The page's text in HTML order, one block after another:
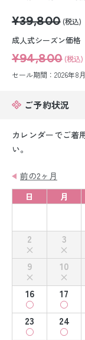
小物販売品
¥39,800 (税込)
成人式シーズン価格
¥94,800 (税込)
セール期間：2026年8
ご予約状況
カレンダーでご着
い。
前の2ヶ月
日
月
2
3
9
10
16
17
23
24